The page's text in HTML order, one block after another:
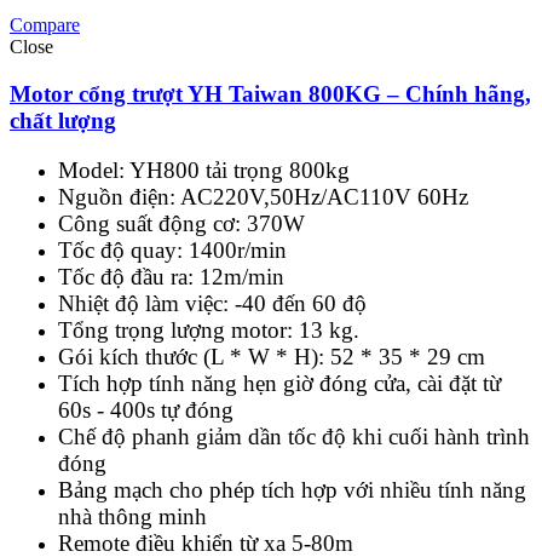
Compare
Close
Motor cổng trượt YH Taiwan 800KG – Chính hãng,
chất lượng
Model: YH800 tải trọng 800kg
Nguồn điện: AC220V,50Hz/AC110V 60Hz
Công suất động cơ: 370W
Tốc độ quay: 1400r/min
Tốc độ đầu ra: 12m/min
Nhiệt độ làm việc: -40 đến 60 độ
Tổng trọng lượng motor: 13 kg.
Gói kích thước (L * W * H): 52 * 35 * 29 cm
Tích hợp tính năng hẹn giờ đóng cửa, cài đặt từ
60s - 400s tự đóng
Chế độ phanh giảm dần tốc độ khi cuối hành trình
đóng
Bảng mạch cho phép tích hợp với nhiều tính năng
nhà thông minh
Remote điều khiển từ xa 5-80m